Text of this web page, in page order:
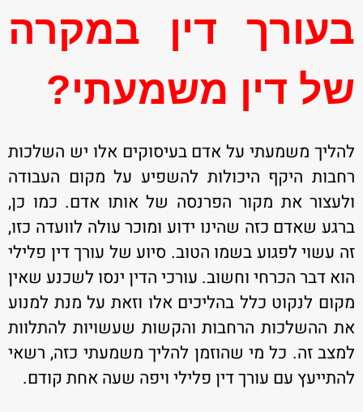
בעורך דין במקרה
של דין משמעתי?
להליך משמעתי על אדם בעיסוקים אלו יש השלכות
רחבות היקף היכולות להשפיע על מקום העבודה
ולעצור את מקור הפרנסה של אותו אדם. כמו כן,
ברגע שאדם כזה שהינו ידוע ומוכר עולה לוועדה כזו,
זה עשוי לפגוע בשמו הטוב. סיוע של עורך דין פלילי
הוא דבר הכרחי וחשוב. עורכי הדין ינסו לשכנע שאין
מקום לנקוט כלל בהליכים אלו וזאת על מנת למנוע
את ההשלכות הרחבות והקשות שעשויות להתלוות
למצב זה. כל מי שהוזמן להליך משמעתי כזה, רשאי
להתייעץ עם עורך דין פלילי ויפה שעה אחת קודם.